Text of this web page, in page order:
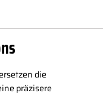
die
präzisere